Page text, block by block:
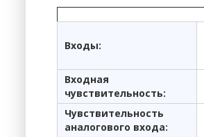
Входы:
Входная
чувствительность:
Чувствительность
аналогового входа: